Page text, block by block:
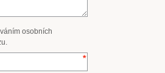
osobních